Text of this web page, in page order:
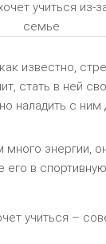
известно,
стать в ней
наладить с
энергии,
в
учиться –